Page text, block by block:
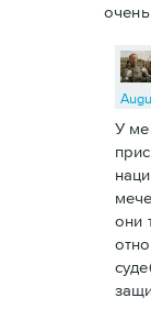
У
они